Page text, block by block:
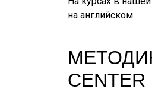
на английском.
CENTER